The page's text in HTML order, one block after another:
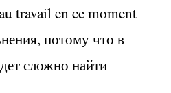
travail en ce moment
потому что в
сложно найти